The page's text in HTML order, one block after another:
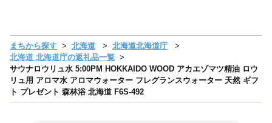
まちから探す 北海道
北海道北海道庁
北海道 北海道庁の返礼品一覧
サウナロウリュ水 5:00PM HOKKAIDO WOOD アカエゾマツ精油 ロウ
リュ用 アロマ水 アロマウォーター フレグランスウォーター 天然 ギフ
ト プレゼント 森林浴 北海道 F6S-492